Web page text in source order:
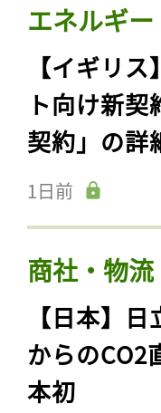
エネルギ
【イギリ
ト向け新
契約」の詳
1日前
商社・物流
【日本】
からのCO2
本初